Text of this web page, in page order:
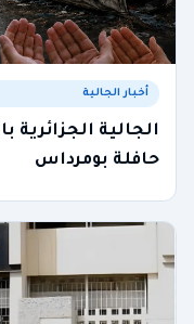
أخبار الجالية
الجالية
حافلة بومرداس